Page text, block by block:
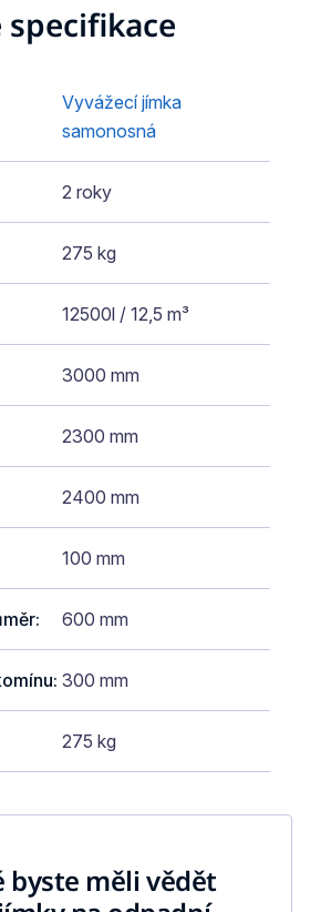
specifikace
Vyvážecí jímka
samonosná
2 roky
275 kg
12500l / 12,5 m³
3000 mm
2300 mm
2400 mm
100 mm
: 600 mm
: 300 mm
275 kg
byste měli vědět